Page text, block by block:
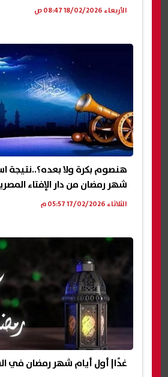
الأربعاء 18/02/2026 08:47 ص
هنصوم بكرة ولا بعده؟..نتيجة
شهر رمضان من دار الإفتاء
الثلاثاء 17/02/2026 05:57 م
غدًا| أول أيام شهر رمضان في